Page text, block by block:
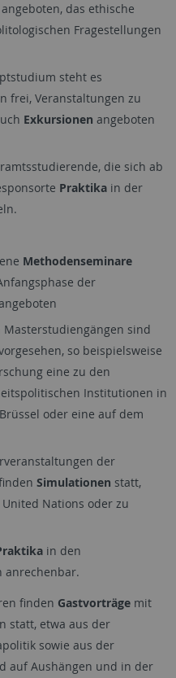
angeboten, das ethische
Fragestellungen
steht es
frei, Veranstaltungen zu
Exkursionen angeboten
die sich ab
Praktika in der
Methodenseminare
der
sind
so beispielsweise
eine zu den
Institutionen in
oder eine auf dem
der
Simulationen statt,
Nations oder zu
in den
anrechenbar.
finden Gastvorträge mit
statt, etwa aus der
sowie aus der
auf Aushängen und in der